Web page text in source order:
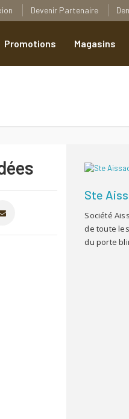
Devenir Partenaire
Promotions Magasins
Ste
Société
de toute
du porte